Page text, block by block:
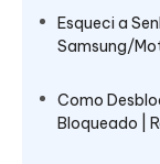
Esqueci a
Samsung/
Como
Bloqueado |